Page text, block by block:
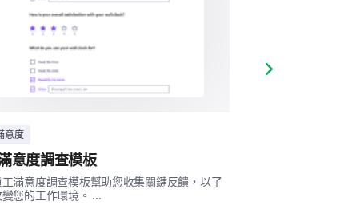
意度
意度調查模板
滿意度調查模板幫助您收集關鍵反饋，以了
您的工作環境。 ...
Next slide